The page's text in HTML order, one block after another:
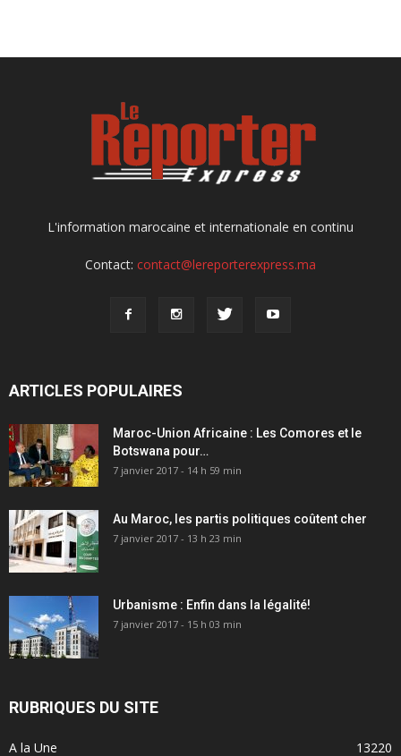
L'information marocaine et internationale en continu
Contact: contact@lereporterexpress.ma
ARTICLES POPULAIRES
Maroc-Union Africaine : Les Comores et le
Botswana pour…
7 janvier 2017 - 14 h 59 min
Au Maroc, les partis politiques coûtent cher
7 janvier 2017 - 13 h 23 min
Urbanisme : Enfin dans la légalité!
7 janvier 2017 - 15 h 03 min
RUBRIQUES DU SITE
A la Une 13220